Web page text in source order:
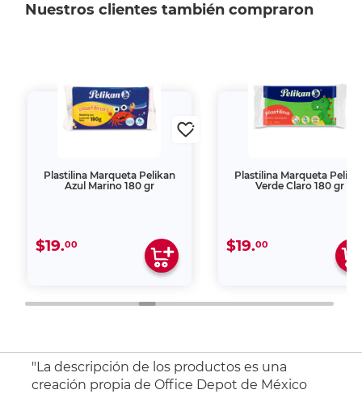
Nuestros clientes también compraron
Plastilina Marqueta Pelikan
Azul Marino 180 gr
$19.00
Plastilina Marqueta
Verde Claro 180 gr
$19.00
"La descripción de los productos es una
creación propia de Office Depot de México